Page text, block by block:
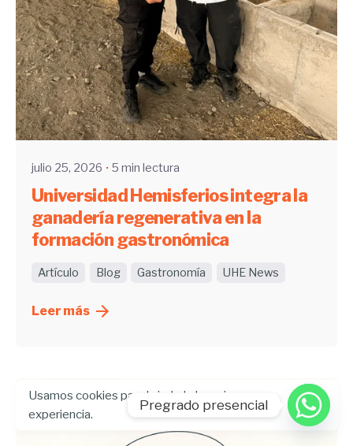
Enviado por
UHE
julio 25, 2026 5 min lectura
Universidad Hemisferios integra la
ganadería regenerativa en la
formación gastronómica
Artículo Blog Gastronomía UHE News
Leer más
Usamos cookies para brindarle la mejor
experiencia.
Pregrado presencial